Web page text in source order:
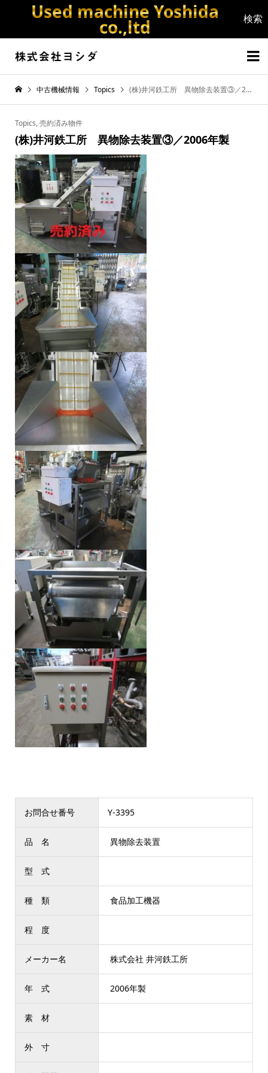
Used machine Yoshida
co.,ltd


中古機械情報 Topics (株)井河鉄工所 異物除去装置③／2006年製
Topics,売約済み物件
(株)井河鉄工所 異物除去装置③／2006年製
お問合せ番号 Y-3395
品 名 異物除去装置
型 式
種 類 食品加工機器
程 度
メーカー名 株式会社 井河鉄工所
年 式 2006年製
素 材
外 寸